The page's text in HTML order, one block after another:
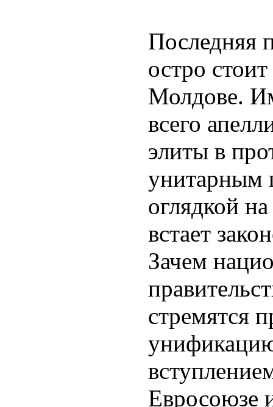
Последняя
остро
Молдове.
всего
элиты в
унитарным
оглядкой
встает
Зачем
стремятся
Евросоюзе